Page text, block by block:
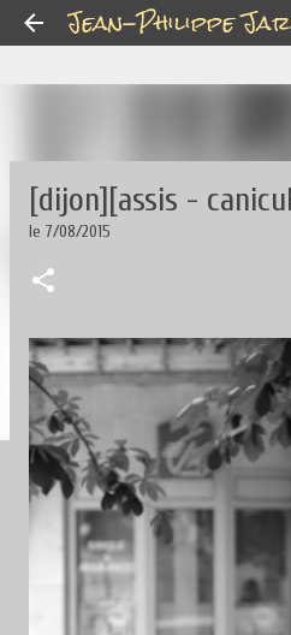
Accéder au
Jean-Philippe
[dijon][assis -
le 7/08/2015